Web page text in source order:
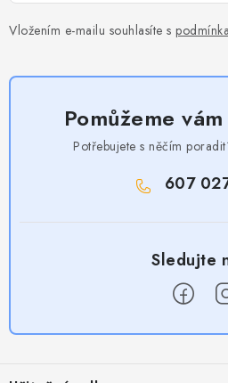
Vložením e-mailu souhlasíte s
Pomůžeme
Potřebujete s něčím
607